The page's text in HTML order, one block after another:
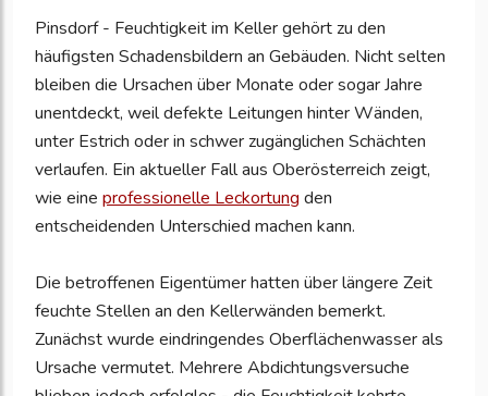
Pinsdorf - Feuchtigkeit im Keller gehört zu den
häufigsten Schadensbildern an Gebäuden. Nicht selten
bleiben die Ursachen über Monate oder sogar Jahre
unentdeckt, weil defekte Leitungen hinter Wänden,
unter Estrich oder in schwer zugänglichen Schächten
verlaufen. Ein aktueller Fall aus Oberösterreich zeigt,
wie eine professionelle Leckortung den
entscheidenden Unterschied machen kann.
Die betroffenen Eigentümer hatten über längere Zeit
feuchte Stellen an den Kellerwänden bemerkt.
Zunächst wurde eindringendes Oberflächenwasser als
Ursache vermutet. Mehrere Abdichtungsversuche